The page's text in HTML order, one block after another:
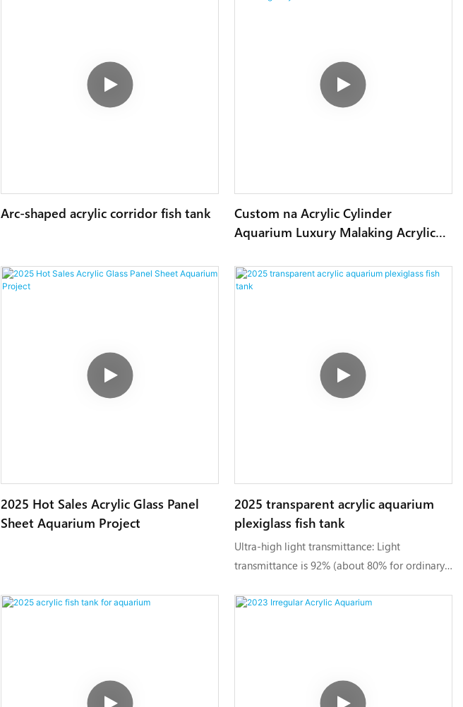
Arc-shaped acrylic corridor fish tank
Custom na Acrylic Cylinder
Aquarium Luxury Malaking Acrylic
2025 Hot Sales Acrylic Glass Panel
Sheet Aquarium Project
2025 transparent acrylic aquarium
plexiglass fish tank
Ultra-high light transmittance: Light
transmittance is 92% (about 80% for ordinary
there is no distortion when viewed. It enhances